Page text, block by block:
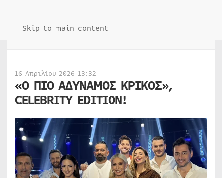
Skip to main content
16 Απριλίου 2026 13:32
«Ο ΠΙΟ ΑΔΥΝΑΜΟΣ ΚΡΙΚΟΣ»,
CELEBRITY EDITION!